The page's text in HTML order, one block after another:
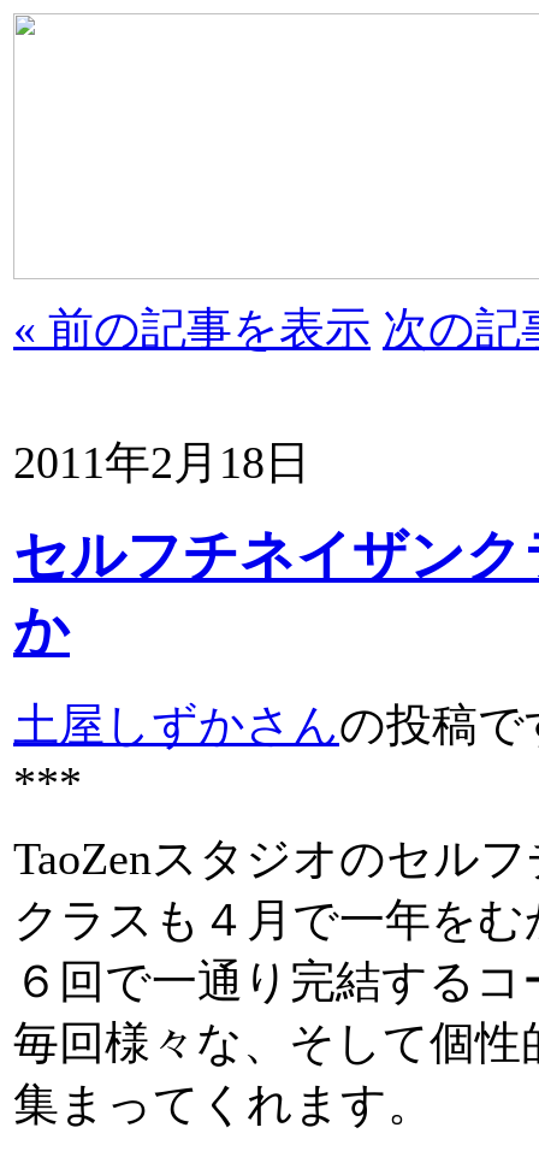
« 前の記事を表示 次の記
2011年2月18日
セルフチネイザン
か
土屋しずかさんの投稿で
***
TaoZenスタジオのセル
クラスも４月で一年を
６回で一通り完結する
毎回様々な、そして個
集まってくれます。